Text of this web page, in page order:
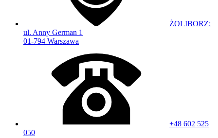
ŻOLIBORZ:
ul. Anny German 1
01-794 Warszawa
+48 602 525
050